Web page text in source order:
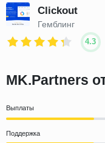
Clickout
Гемблинг
4.3
MK.Partners
Выплаты
Поддержка